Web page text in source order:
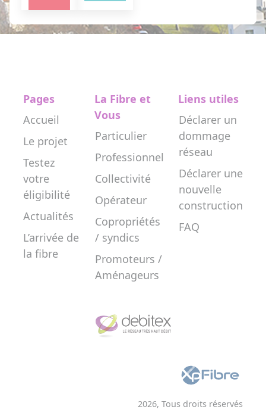
Pages
Accueil
Le projet
Testez
votre
éligibilité
Actualités
L’arrivée de
la fibre
La Fibre et
Vous
Particulier
Professionnel
Collectivité
Opérateur
Copropriétés
/ syndics
Promoteurs /
Aménageurs
Liens utiles
Déclarer un
dommage
réseau
Déclarer une
nouvelle
construction
FAQ
2026, Tous droits réservés